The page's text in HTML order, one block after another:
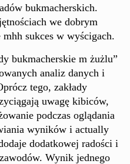
bukmacherskich.
we dobrym
mhh sukces w wyścigach.
bukmacherskie m żużlu”
analiz danych i
tego, zakłady
uwagę kibiców,
podczas oglądania
wyników i actually
dodatkowej radości i
Wynik jednego